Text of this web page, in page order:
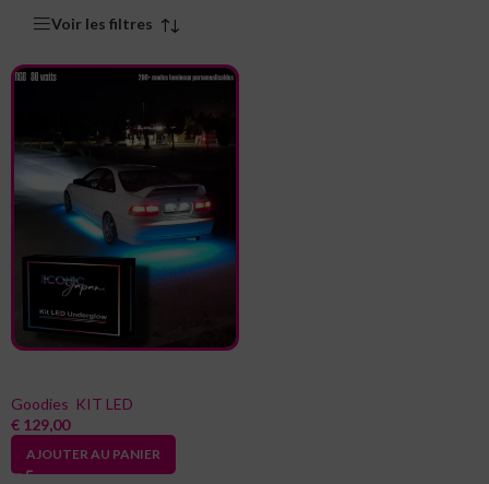
Voir les filtres
Goodies KIT LED
€ 129,00
AJOUTER AU PANIER